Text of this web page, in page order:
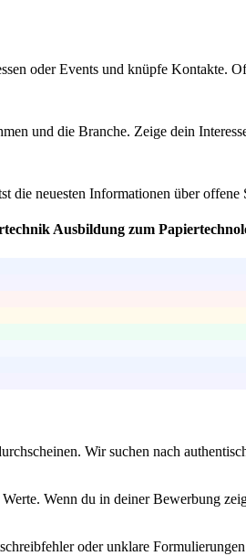
oder Events und knüpfe Kontakte.
und die Branche. Zeige dein
neuesten Informationen über
Ausbildung zum
Wir suchen nach
Wenn du in deiner Bewerbung
oder unklare